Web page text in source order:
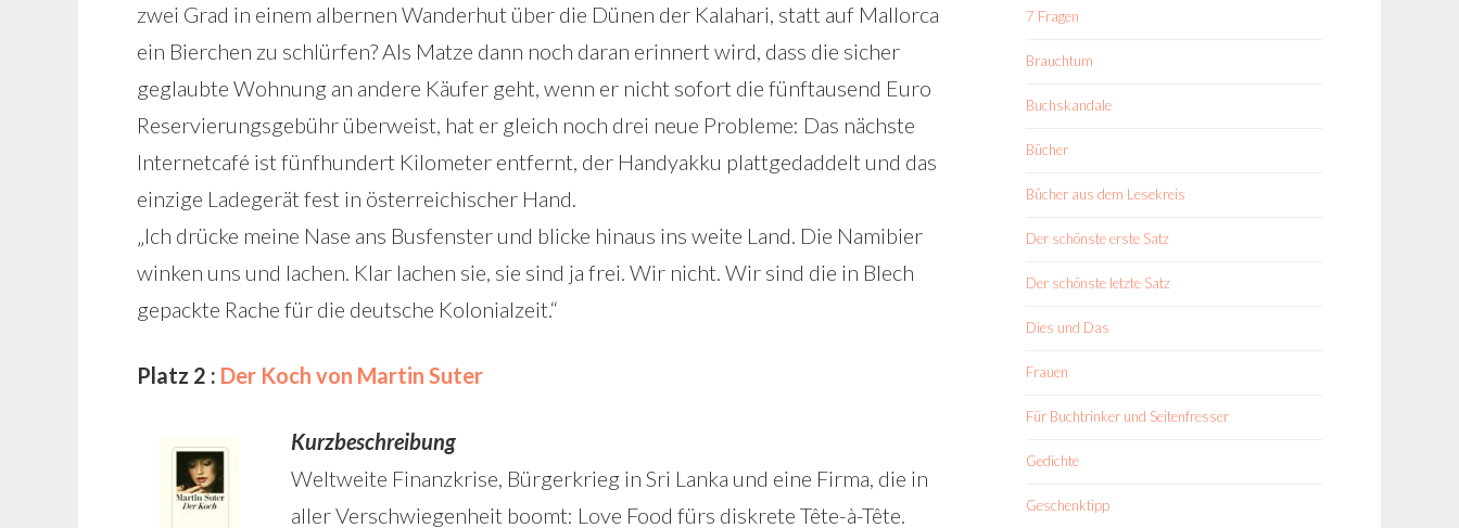
zwei Grad in einem albernen Wanderhut über die Dünen der Kalahari, statt auf Mallorca
ein Bierchen zu schlürfen? Als Matze dann noch daran erinnert wird, dass die sicher
geglaubte Wohnung an andere Käufer geht, wenn er nicht sofort die fünftausend Euro
Reservierungsgebühr überweist, hat er gleich noch drei neue Probleme: Das nächste
Internetcafé ist fünfhundert Kilometer entfernt, der Handyakku plattgedaddelt und das
einzige Ladegerät fest in österreichischer Hand.
„Ich drücke meine Nase ans Busfenster und blicke hinaus ins weite Land. Die Namibier
winken uns und lachen. Klar lachen sie, sie sind ja frei. Wir nicht. Wir sind die in Blech
gepackte Rache für die deutsche Kolonialzeit.“
Platz 2 : Der Koch von Martin Suter
Kurzbeschreibung
Weltweite Finanzkrise, Bürgerkrieg in Sri Lanka und eine Firma, die in
aller Verschwiegenheit boomt: Love Food fürs diskrete Tête-à-Tête.
7 Fragen
Brauchtum
Buchskandale
Bücher
Bücher aus dem Lesekreis
Der schönste erste Satz
Der schönste letzte Satz
Dies und Das
Frauen
Für Buchtrinker und Seitenfresser
Gedichte
Geschenktipp